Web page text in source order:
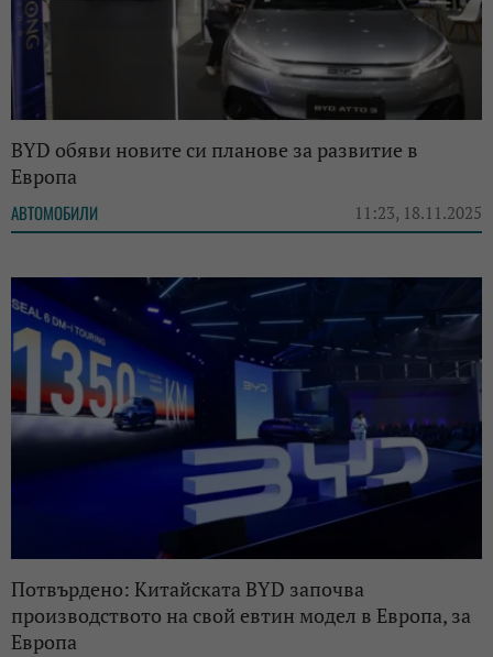
BYD обяви новите си планове за развитие в
Европа
АВТОМОБИЛИ 11:23, 18.11.2025
Потвърдено: Китайската BYD започва
производството на свой евтин модел в Европа, за
Европа